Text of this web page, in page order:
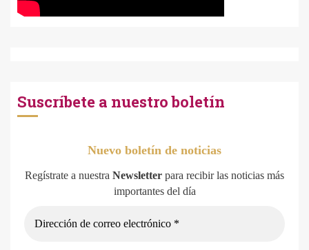
Suscríbete a nuestro boletín
Nuevo boletín de noticias
Regístrate a nuestra Newsletter para recibir las noticias más
importantes del día